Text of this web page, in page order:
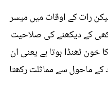
رات کے اوقات میں میسر
کے دیکھنے کی صلاحیت
خون ٹھنڈا ہوتا ہے یعنی ان
ماحول سے مماثلت رکھتا